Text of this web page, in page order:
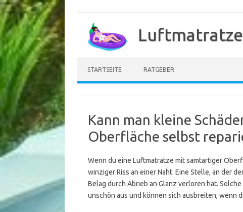
Inhalt
springen
STARTSEITE RATGEBER
Kann man kleine
Oberfläche selbst
Wenn du eine Luftmatratze mit samtartiger
winziger Riss an einer Naht. Eine Stelle, an der
Belag durch Abrieb an Glanz verloren hat.
unschön aus und können sich ausbreiten, wenn